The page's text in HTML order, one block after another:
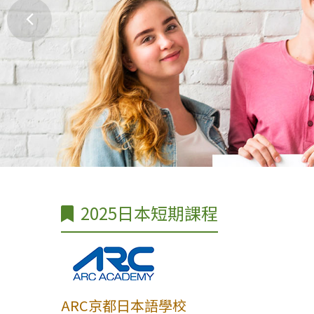
2025日本短期課程
ARC京都日本語學校